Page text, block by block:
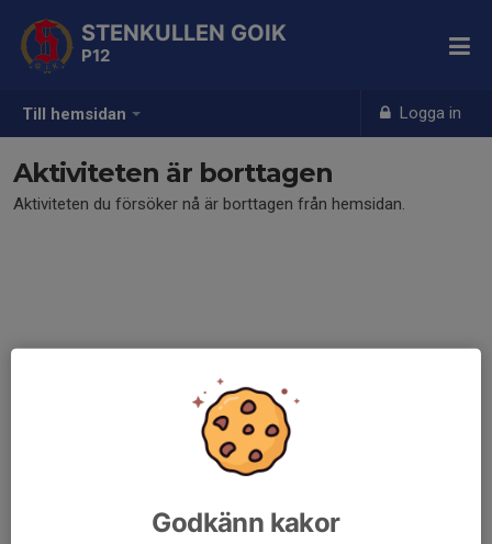
Till hemsidan Logga in
STENKULLEN GOIK
P12
Aktiviteten är borttagen
Aktiviteten du försöker nå är borttagen från hemsidan.
Godkänn kakor